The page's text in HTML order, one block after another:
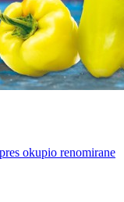
okupio renomirane